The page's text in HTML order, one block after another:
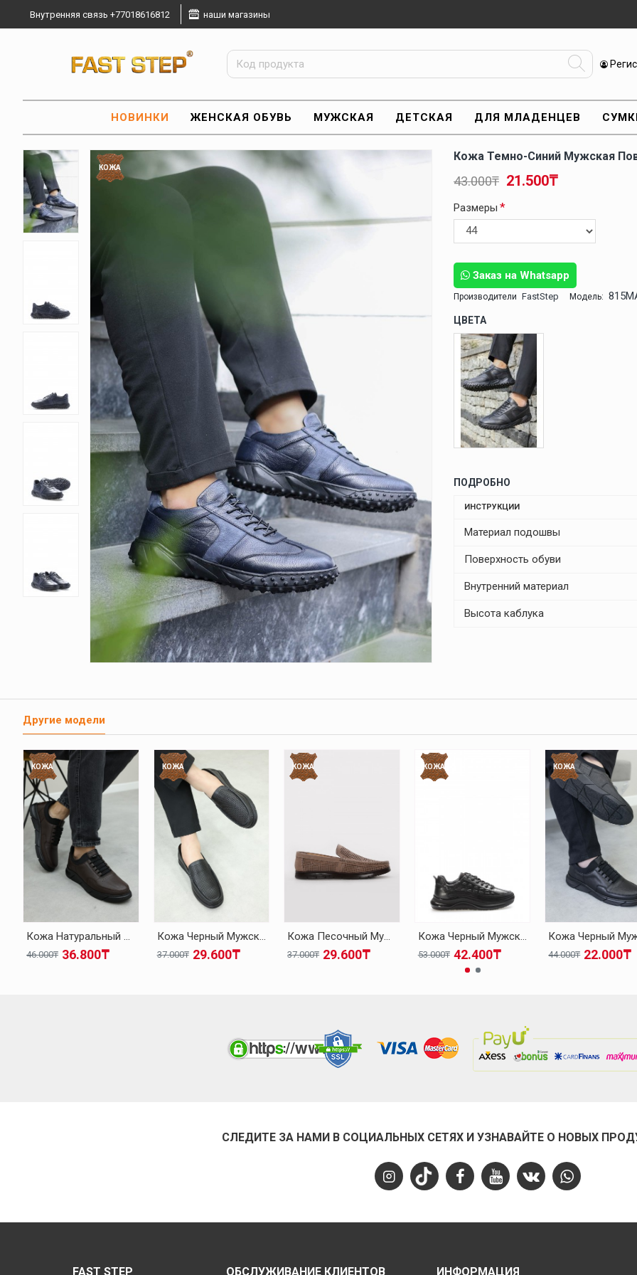
Внутренняя связь +77018616812 наши магазины
НОВИНКИ ЖЕНСКАЯ ОБУВЬ МУЖСКАЯ ДЕТСКАЯ ДЛЯ МЛАДЕНЦЕВ
КОЖА
Кожа Темно-Синий Мужская
Заказ на Whatsapp
Производители FastStep Модель:
21.500₸
43.000₸
Размеры
ЦВЕТА
ПОДРОБНО
ИНСТРУКЦИИ
Материал подошвы
Поверхность обуви
Внутренний материал
Высота каблука
Другие модели
КОЖА
Кожа Натуральный Мех Коричневый Мужская Повседневная Обувь 126KMA137
36.800₸
46.000₸
КОЖА
Кожа Черный Мужская Повседневная Обувь 126MA001
29.600₸
37.000₸
КОЖА
Кожа Песочный Мужская Повседневная Обувь 126MA001
29.600₸
37.000₸
КОЖА
Кожа Черный Мужская Повседневная Обувь 126MA1004
42.400₸
53.000₸
КОЖА
22.000₸
44.000₸
СЛЕДИТЕ ЗА НАМИ В СОЦИАЛЬНЫХ СЕТЯХ И УЗНАВАЙТЕ О НОВЫХ
FAST STEP ОБСЛУЖИВАНИЕ КЛИЕНТОВ ИНФОРМАЦИЯ